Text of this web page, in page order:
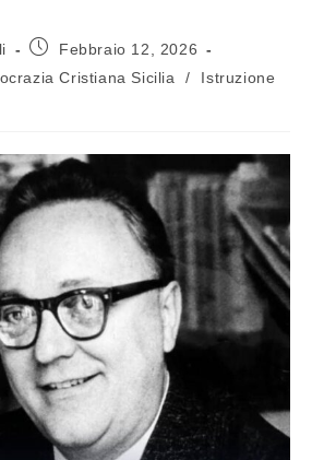
Febbraio 12, 2026
Cristiana Sicilia /
Istruzione